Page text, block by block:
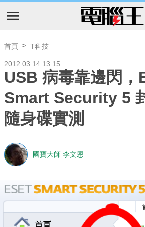
首頁 T科技
2012.03.14 13:15
USB 病毒靠邊閃，
Smart Security 5
隨身碟實測
國寶大師 李文恩